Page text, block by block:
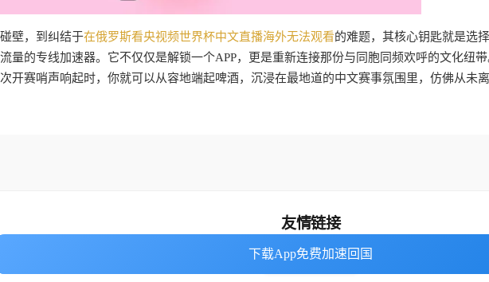
壁，到纠结于在俄罗斯看央视频世界杯中文直播海外无法观看的难题，其核心钥匙就是选
量的专线加速器。它不仅仅是解锁一个APP，更是重新连接那份与同胞同频欢呼的文化纽
开赛哨声响起时，你就可以从容地端起啤酒，沉浸在最地道的中文赛事氛围里，仿佛从未离
下载App免费加速回国
下载App免费加速回国
友情链接
番茄加速器